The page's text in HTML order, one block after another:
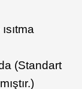
(Standart